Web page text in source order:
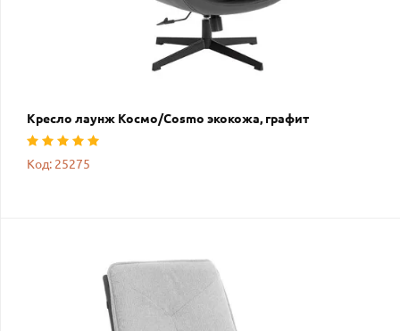
Кресло лаунж Космо/Cosmo экокожа, графит
Код: 25275